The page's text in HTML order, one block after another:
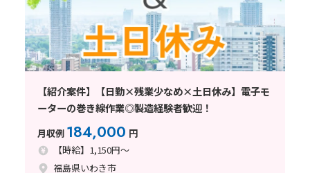
【紹介案件】【日勤×残業少なめ×土日休み】電子モ
ーターの巻き線作業◎製造経験者歓迎！
月収例 184,000 円
【時給】1,150円～
福島県いわき市